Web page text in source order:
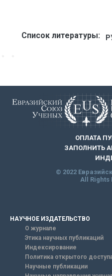
Список литературы:
ОПЛАТА
ЗАПОЛНИТЬ
© 2022
All Rights
НАУЧНОЕ ИЗДАТЕЛЬСТВО
О журнале
Этика научных публикаций
Индексирование
Политика открытого
Научные публикации